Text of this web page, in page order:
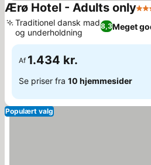
Ærø Hotel - Adults only3
8,3Meget
Traditionel dansk mad
og underholdning
Af 1.434 kr.
Se priser fra 10 hjemmesider
Populært valg